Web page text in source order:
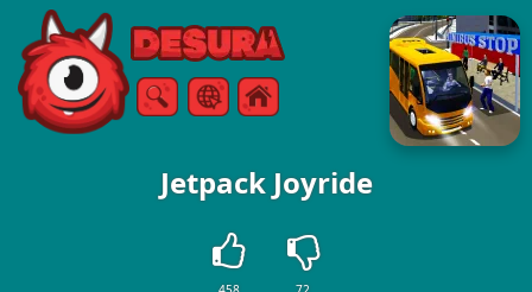
Free Online Games
Søg Menu
Jetpack Joyride